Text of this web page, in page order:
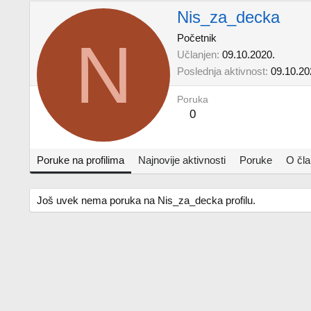
N
Nis_za_decka
Početnik
Učlanjen 09.10.2020.
Poslednja aktivnost
Poruka
0
Poruke na profilima Najnovije aktivnosti Poruke O
Još uvek nema poruka na Nis_za_decka profilu.